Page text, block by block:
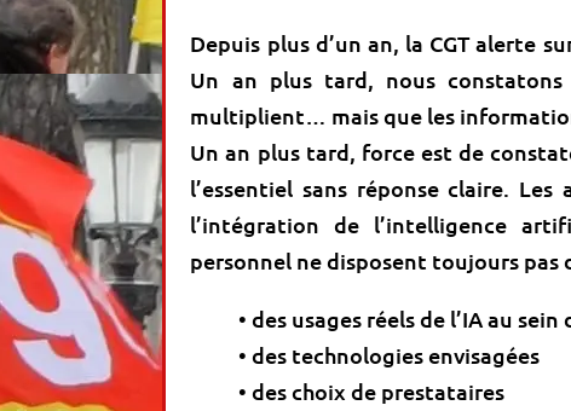
Depuis plus d’un an, la CGT alerte
Un an plus tard, nous constatons
multiplient… mais que les
Un an plus tard, force est de
l’essentiel sans réponse claire.
l’intégration de l’intelligence
personnel ne disposent toujours pas
• des usages réels de l’IA au sein
• des technologies envisagées
• des choix de prestataires